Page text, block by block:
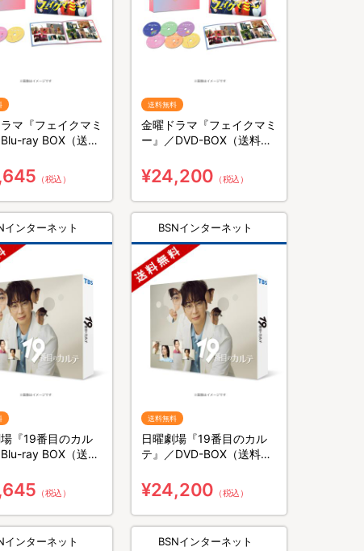
マ『フェイクマミ
ray BOX（送料
（税込）
送料無料
金曜ドラマ『フェイクマミ
ー』／DVD-BOX（送料無
¥24,200 （税込）
インターネット
『19番目のカル
ray BOX（送料
（税込）
BSNインターネット
送料無料
日曜劇場『19番目のカル
テ』／DVD-BOX（送料無
¥24,200 （税込）
インターネット BSNインターネット